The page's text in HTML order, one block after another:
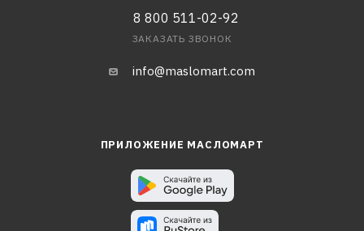
8 800 511-02-92
ЗАКАЗАТЬ ЗВОНОК
info@maslomart.com
ПРИЛОЖЕНИЕ МАСЛОМАРТ